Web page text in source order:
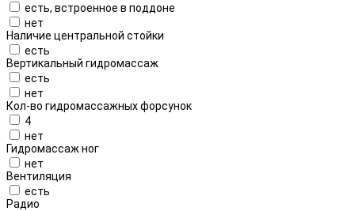
есть, встроенное в поддоне
нет
Наличие центральной стойки
есть
Вертикальный гидромассаж
есть
нет
Кол-во гидромассажных форсунок
4
нет
Гидромассаж ног
нет
Вентиляция
есть
Радио